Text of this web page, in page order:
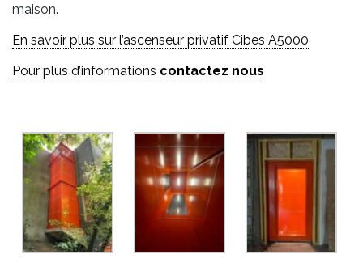
maison.
En savoir plus sur l’ascenseur privatif Cibes A5000
Pour plus d’informations contactez nous